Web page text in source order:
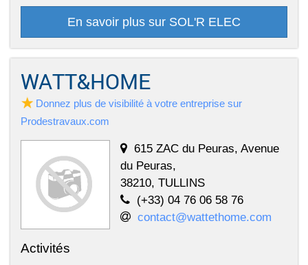
En savoir plus sur SOL'R ELEC
WATT&HOME
Donnez plus de visibilité à votre entreprise sur
Prodestravaux.com
615 ZAC du Peuras, Avenue
du Peuras,
38210, TULLINS
(+33) 04 76 06 58 76
contact@wattethome.com
Activités